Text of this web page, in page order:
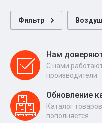
Фильтр
Нам
С нами
производители
Обновление
Каталог
пополняется